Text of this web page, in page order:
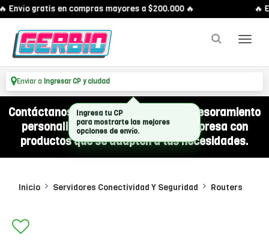
Envío gratis en compras mayores a $200.000 🔥 🔥
Enviar a Ingresar CP y ciudad
Contáctanos por WhatsApp y recibí asesoramiento
personalizado para equipar a tu empresa con
productos que se adapten a tus necesidades.
Inicio Servidores Conectividad Y Seguridad Routers
Ingresa tu CP
para mostrarte las mejores
opciones de envío.